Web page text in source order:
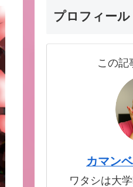
プロフィール
この記
カマン
ワタシは大